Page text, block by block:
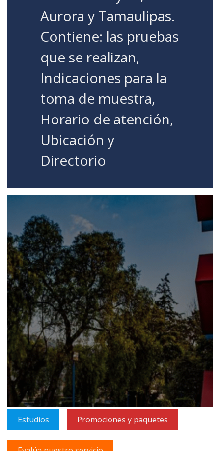
Aurora y Tamaulipas.
Contiene: las pruebas
que se realizan,
Indicaciones para la
toma de muestra,
Horario de atención,
Ubicación y
Directorio
Estudios Promociones y paquetes